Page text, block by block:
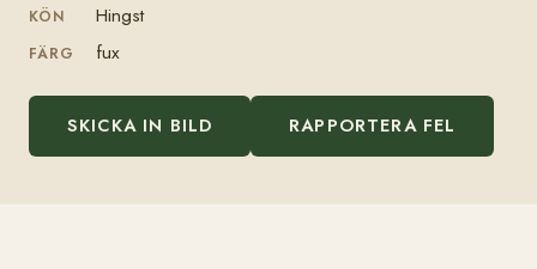
KÖN Hingst
FÄRG fux
SKICKA IN BILD RAPPORTERA FEL